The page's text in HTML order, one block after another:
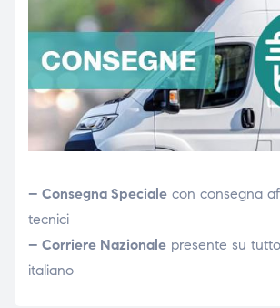
– Consegna Specialecon consegna
tecnici
– Corriere Nazionalepresente su
italiano